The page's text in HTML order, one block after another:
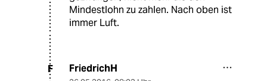
Mindestlohn zu zahlen. Nach oben ist
immer Luft.
F FriedrichH